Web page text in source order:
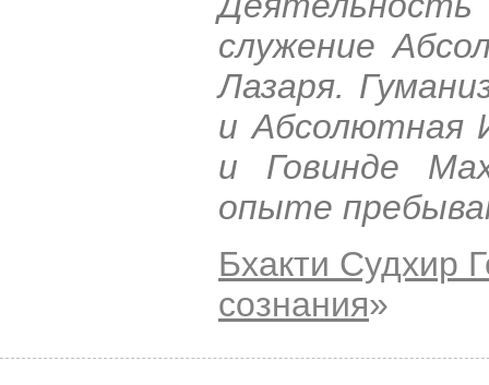
служение
Лазаря.
и Абсолютная
и Говинде
опыте
Бхакти Судхир
сознания»